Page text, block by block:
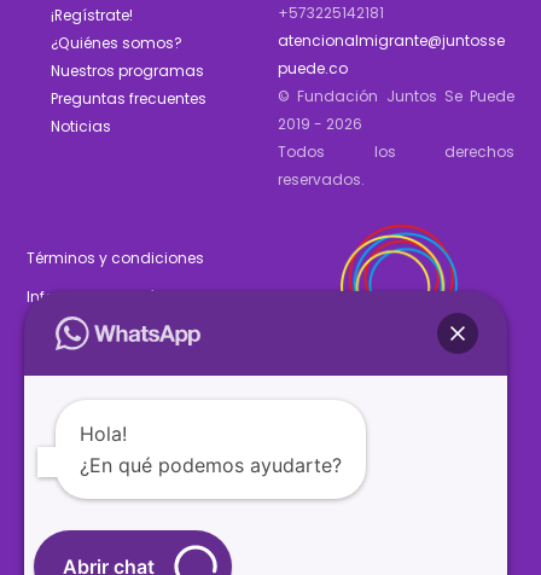
¡Regístrate!
¿Quiénes somos?
Nuestros programas
Preguntas frecuentes
Noticias
+573225142181
atencionalmigrante@juntosse
puede.co
© Fundación Juntos Se Puede
2019 - 2026
Todos los derechos
reservados.
Términos y condiciones
Informe de gestión 2025
Estados financieros 2025
SÍGUENOS
Hola!
¿En qué podemos ayudarte?
Abrir chat